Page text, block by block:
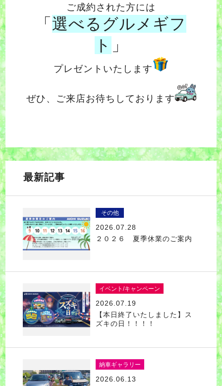
ご成約された方には
「 選べるグルメギフ
ト 」
プレゼントいたします
ぜひ、ご来店お待ちしております
最新記事
その他
2026.07.28
２０２６ 夏季休業のご案内
イベント/キャンペーン
2026.07.19
【本日終了いたしました】ス
ズキの日！！！！
納車ギャラリー
2026.06.13